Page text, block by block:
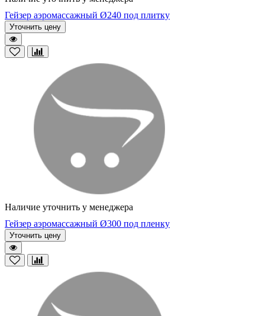
Гейзер аэромассажный Ø240 под плитку
Уточнить цену
Наличие уточнить у менеджера
Гейзер аэромассажный Ø300 под пленку
Уточнить цену